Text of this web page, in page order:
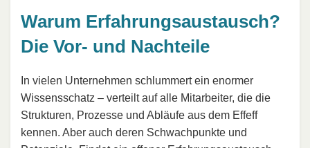
Warum Erfahrungsaustausch?
Die Vor- und Nachteile
In vielen Unternehmen schlummert ein enormer
Wissensschatz – verteilt auf alle Mitarbeiter, die die
Strukturen, Prozesse und Abläufe aus dem Effeff
kennen. Aber auch deren Schwachpunkte und